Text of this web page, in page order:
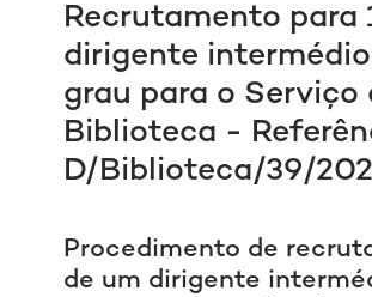
Recrutamento para
dirigente intermédio
grau para o Serviço
Biblioteca -
D/Biblioteca/39/
Procedimento de
de um dirigente